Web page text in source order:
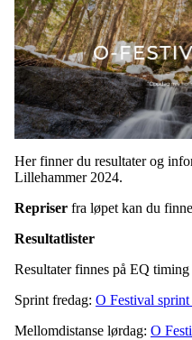
Her finner du resultater og
Lillehammer 2024.
Repriser fra løpet kan du
Resultatlister
Resultater finnes på EQ timing
Sprint fredag: O Festival
Mellomdistanse lørdag: O